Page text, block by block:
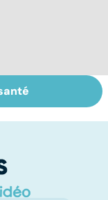
: prévenir
à